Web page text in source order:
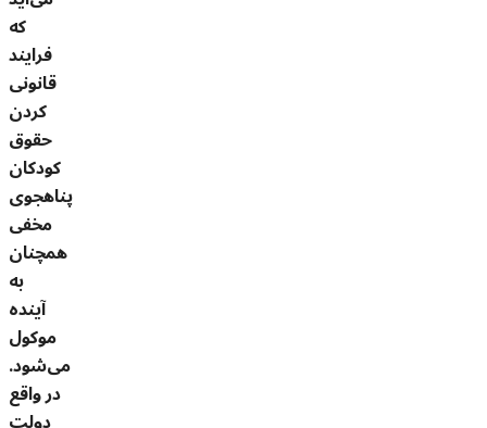
که
فرایند
قانونی
کردن
حقوق
کودکان
پناهجوی
مخفی
همچنان
به
آینده
موکول
می‌شود.
در واقع